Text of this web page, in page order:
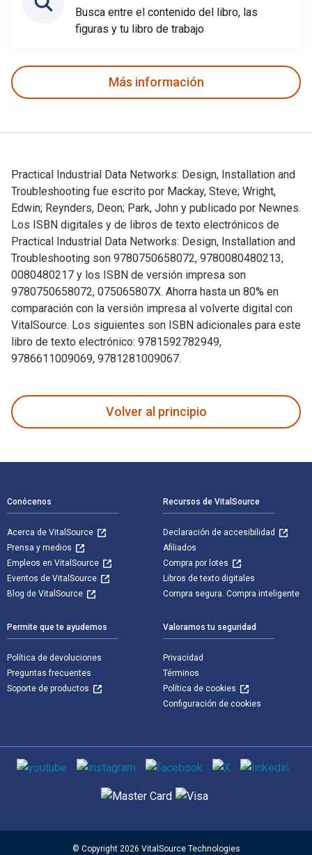
Busca entre el contenido del libro, las
figuras y tu libro de trabajo
Más información
Practical Industrial Data Networks: Design, Installation and
Troubleshooting fue escrito por Mackay, Steve; Wright,
Edwin; Reynders, Deon; Park, John y publicado por Newnes.
Los ISBN digitales y de libros de texto electrónicos de
Practical Industrial Data Networks: Design, Installation and
Troubleshooting son 9780750658072, 9780080480213,
0080480217 y los ISBN de versión impresa son
9780750658072, 075065807X. Ahorra hasta un 80% en
comparación con la versión impresa al volverte digital con
VitalSource. Los siguientes son ISBN adicionales para este
libro de texto electrónico: 9781592782949,
9786611009069, 9781281009067.
Volver al principio
Conócenos
Acerca de VitalSource
Prensa y medios
Empleos en VitalSource
Eventos de VitalSource
Blog de VitalSource
Recursos de VitalSource
Declaración de accesibilidad
Afiliados
Compra por lotes
Libros de texto digitales
Compra segura. Compra inteligente
Permite que te ayudemos
Política de devoluciones
Preguntas frecuentes
Soporte de productos
Valoramos tu seguridad
Privacidad
Términos
Política de cookies
Configuración de cookies
Medios de comunicación social
Métodos de pago admitidos
© Copyright 2026 VitalSource Technologies